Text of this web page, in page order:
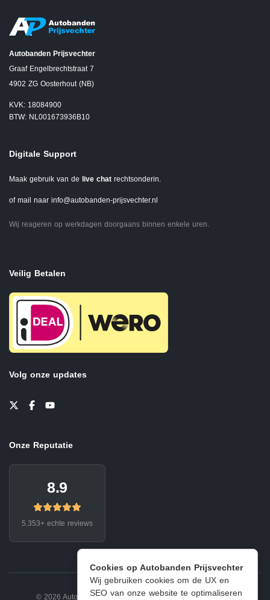
Cookies op Autobanden Prijsvechter
Wij gebruiken cookies om de UX en
SEO van onze website te optimaliseren
Autobanden Prijsvechter
Graaf Engelbrechtstraat 7
4902 ZG Oosterhout (NB)
KVK: 18084900
BTW: NL001673936B10
Digitale Support
Maak gebruik van de live chat rechtsonderin.
of mail naar info@autobanden-prijsvechter.nl
Wij reageren op werkdagen doorgaans binnen enkele uren.
Veilig Betalen
Volg onze updates
Onze Reputatie
8.9
5.353+ echte reviews
© 2026 Autobanden Prijsvechter. Privacy | Voorwaarden